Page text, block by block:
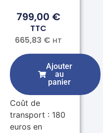
799,00 €
TTC
665,83 € HT
Ajouter
au
panier
Coût de
transport : 180
euros en